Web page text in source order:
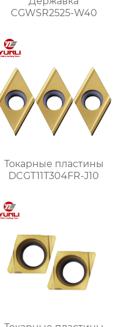
CGWSR2525-W40
Токарные пластины
DCGT11T304FR-J10